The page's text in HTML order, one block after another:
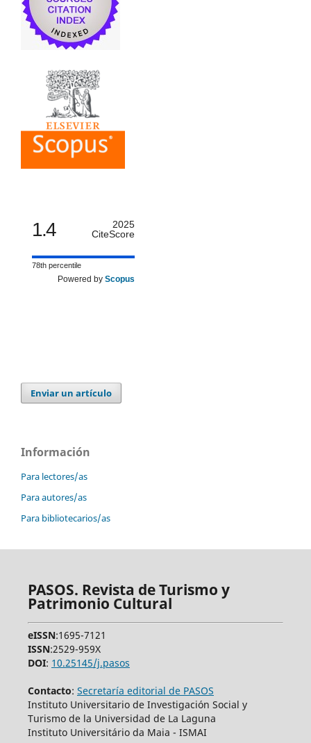
1.4
2025
CiteScore
78th percentile
Powered by Scopus
Enviar un artículo
Información
Para lectores/as
Para autores/as
Para bibliotecarios/as
PASOS. Revista de Turismo y
Patrimonio Cultural
eISSN:1695-7121
ISSN:2529-959X
DOI: 10.25145/j.pasos
Contacto: Secretaría editorial de PASOS
Instituto Universitario de Investigación Social y
Turismo de la Universidad de La Laguna
Instituto Universitário da Maia - ISMAI